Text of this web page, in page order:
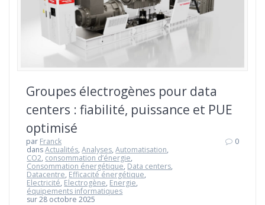
Groupes électrogènes pour data
centers : fiabilité, puissance et PUE
optimisé
par Franck
dansActualités,Analyses,Automatisation,
CO2, consommation d’énergie,
Consommation énergétique, Data centers,
Datacentre, Efficacité énergétique,
Electricité, Electrogène, Energie,
équipements informatiques
sur 28 octobre 2025
0